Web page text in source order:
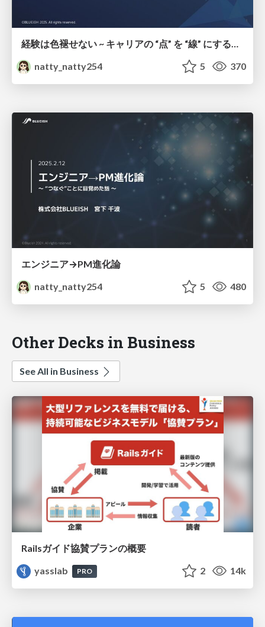
経験は色褪せない ~ キャリアの “点” を “線” にするために ~
natty_natty254
5 370
エンジニア→PM進化論
natty_natty254
5 480
Other Decks in Business
See All in Business
Railsガイド協賛プランの概要
yasslab
PRO 2 14k